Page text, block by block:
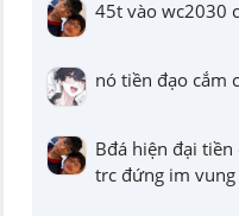
45t vào wc2030
nó tiền đạo cắm
Bđá hiện đại
trc đứng im vung